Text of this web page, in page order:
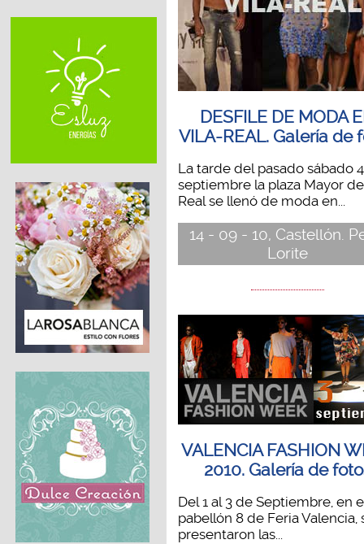
DESFILE DE MODA
VILA-REAL. Galería de
La tarde del pasado sábado
septiembre la plaza Mayor
Real se llenó de moda en...
14 - 09 - 10, Castellón.
Lorite
VALENCIA FASHION
2010. Galería de
Del 1 al 3 de Septiembre, en
pabellón 8 de Feria Valencia,
presentaron las...